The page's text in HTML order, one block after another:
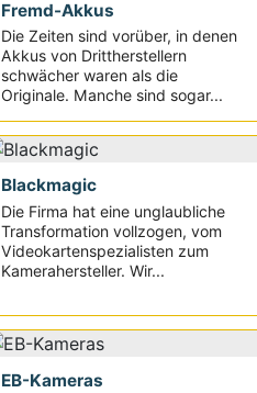
Fremd-Akkus
Die Zeiten sind vorüber, in denen
Akkus von Drittherstellern
schwächer waren als die
Originale. Manche sind sogar...
Blackmagic
Die Firma hat eine unglaubliche
Transformation vollzogen, vom
Videokartenspezialisten zum
Kamerahersteller. Wir...
EB-Kameras